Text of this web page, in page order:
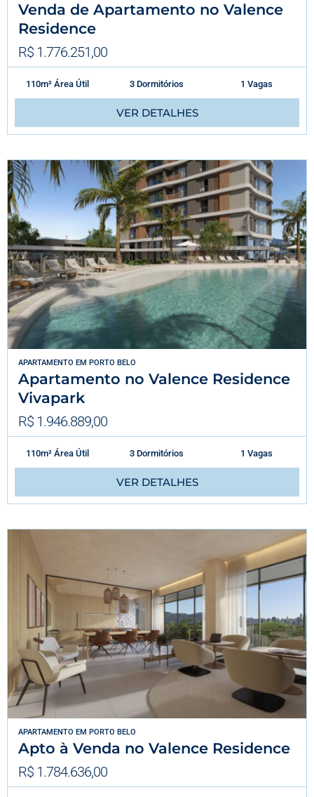
Venda de Apartamento no Valence
Residence
R$ 1.776.251,00
110m² Área Útil 3 Dormitórios 1 Vagas
VER DETALHES
APARTAMENTO EM PORTO BELO
Apartamento no Valence Residence
Vivapark
R$ 1.946.889,00
110m² Área Útil 3 Dormitórios 1 Vagas
VER DETALHES
APARTAMENTO EM PORTO BELO
Apto à Venda no Valence Residence
R$ 1.784.636,00